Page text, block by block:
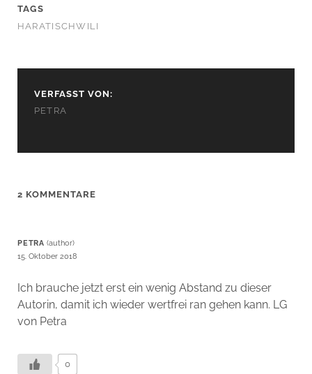
TAGS
HARATISCHWILI
VERFASST VON:
PETRA
2 KOMMENTARE
PETRA
15. Oktober 2018
Ich brauche jetzt erst ein wenig Abstand zu dieser
Autorin, damit ich wieder wertfrei ran gehen kann. LG
von Petra
0